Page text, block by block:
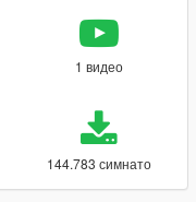
1 видео
144.783 симнато